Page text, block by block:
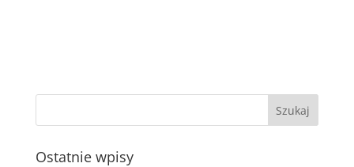
Ostatnie wpisy